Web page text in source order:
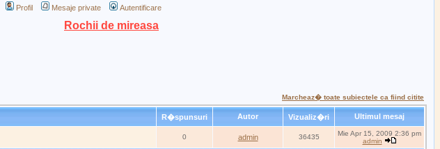
Profil
Mesaje private Autentificare
Rochii de mireasa
Marcheaz� toate subiectele ca fiind citite
R�spunsuri Autor Vizualiz�ri Ultimul mesaj
0 admin 36435
Mie Apr 15, 2009 2:36 pm
admin